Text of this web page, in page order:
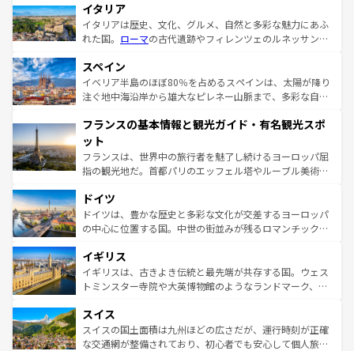
イタリア
イタリアは歴史、文化、グルメ、自然と多彩な魅力にあふ
れた国。 ローマの古代遺跡やフィレンツェのルネッサンス
ろん、トスカーナの美しい田園風景やアマルフィ海岸の絶
景など、自然景観も見逃せない。観光の合間には、本場の
ピザやパスタなど、絶品のイタリア料理を堪能することも
ませてくれるイタリアで、忘れられない旅をしてみよう！
なお、新着のイタリア情報は
しい。
スペイン
イベリア半島のほぼ80％を占めるスペインは、太陽が降り
注ぐ地中海沿岸から雄大なピレネー山脈まで、多彩な自然
文化が根付くこの国では、情熱的なフラメンコ、熱気あふ
れる闘牛、そして美味しいタパスが生活の一部となってい
る。首都マドリードの洗練された雰囲気や、バルセロナの
アートに溢れた街角から、地方では古代ローマ遺跡や中世
せる。地方によって風土や気候が異なるスペインはその個
性で訪れる人を魅了する。 なお、新着のスペイン情報は コ
ンテンツ一覧を参照してほしい。
フランスの基本情報と観光ガイド・有名観光スポ
ット
フランスは、世界中の旅行者を魅了し続けるヨーロッパ屈
指の観光地だ。首都パリのエッフェル塔やルーブル美術館
で、幅広い魅力が詰まっている。華麗な宮殿、歴史的な大
聖堂、美しいビーチ、そして豊かな自然が、訪れる者を心
から魅了する。また、フランスは美食の国としても知ら
いる。シャンパンの発祥地であるランス、プロヴァンスの
香り高いラベンダー畑など、多彩な楽しみ方が可能だ。さ
らに、パリ以外の地域にも魅力が溢れており、どの街角に
れる地方に足を運ぶとそれぞれで全く異なる文化を体験で
きるだろう。 なお、新着のフランス情報はコンテンツ一覧
を参照してほしい。
ドイツ
ドイツは、豊かな歴史と多彩な文化が交差するヨーロッパ
の中心に位置する国。中世の街並みが残るロマンチック街
顔を持つこの国は、どこを歩いても飽きることがない。ベ
ルリンの文化的活気、バイエルン州のアルプスの絶景、そ
してライン川沿いのワイン畑といった風景は必見。ビール
は、お酒好きな人にはぜひ体験してほしい。 なお、新着の
ドイツ情報はコンテンツ一覧を参照してほしい。
イギリス
イギリスは、古きよき伝統と最先端が共存する国。ウェス
トミンスター寺院や大英博物館のようなランドマーク、歴
リアごとに異なる魅力がある。また、優雅なアフタヌーン
ティー、ビール好きにはたまらない英国パブ、サッカー観
戦など、本場だからこそできる体験も豊富。イギリスを旅
スイス
スイスの国土面積は九州ほどの広さだが、運行時刻が正確
な交通網が整備されており、初心者でも安心して個人旅行